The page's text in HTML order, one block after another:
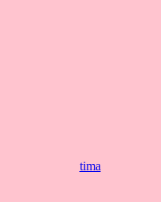
tima